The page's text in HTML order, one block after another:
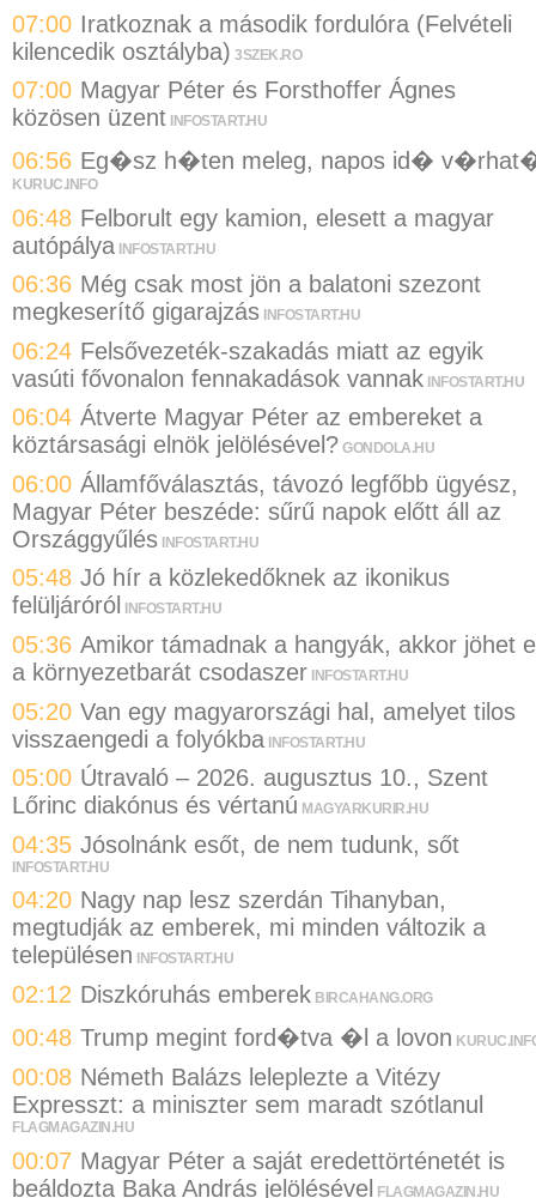
07:00 Iratkoznak a második fordulóra (Felvételi
kilencedik osztályba) 3SZEK.RO
07:00 Magyar Péter és Forsthoffer Ágnes
közösen üzent INFOSTART.HU
06:56 Eg�sz h�ten meleg, napos id�
KURUC.INFO
06:48 Felborult egy kamion, elesett a magyar
autópálya INFOSTART.HU
06:36 Még csak most jön a balatoni szezont
megkeserítő gigarajzás INFOSTART.HU
06:24 Felsővezeték-szakadás miatt az egyik
vasúti fővonalon fennakadások vannak INFOSTART.HU
06:04 Átverte Magyar Péter az embereket a
köztársasági elnök jelölésével? GONDOLA.HU
06:00 Államfőválasztás, távozó legfőbb ügyész,
Magyar Péter beszéde: sűrű napok előtt áll az
Országgyűlés INFOSTART.HU
05:48 Jó hír a közlekedőknek az ikonikus
felüljáróról
INFOSTART.HU
05:36 Amikor támadnak a hangyák, akkor jöhet
a környezetbarát csodaszer INFOSTART.HU
05:20 Van egy magyarországi hal, amelyet tilos
visszaengedi a folyókba INFOSTART.HU
05:00 Útravaló – 2026. augusztus 10., Szent
Lőrinc diakónus és vértanú MAGYARKURIR.HU
04:35 Jósolnánk esőt, de nem tudunk, sőt
INFOSTART.HU
04:20 Nagy nap lesz szerdán Tihanyban,
megtudják az emberek, mi minden változik a
településen
INFOSTART.HU
02:12 Diszkóruhás emberek BIRCAHANG.ORG
00:48 Trump megint ford�tva �l a lovon
00:08 Németh Balázs leleplezte a Vitézy
Expresszt: a miniszter sem maradt szótlanul
FLAGMAGAZIN.HU
00:07 Magyar Péter a saját eredettörténetét is
beáldozta Baka András jelölésével FLAGMAGAZIN.HU